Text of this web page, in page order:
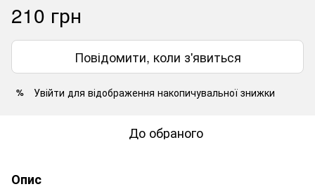
210 грн
Повідомити, коли з'явиться
% Увійти для відображення накопичувальної знижки
До обраного
Опис